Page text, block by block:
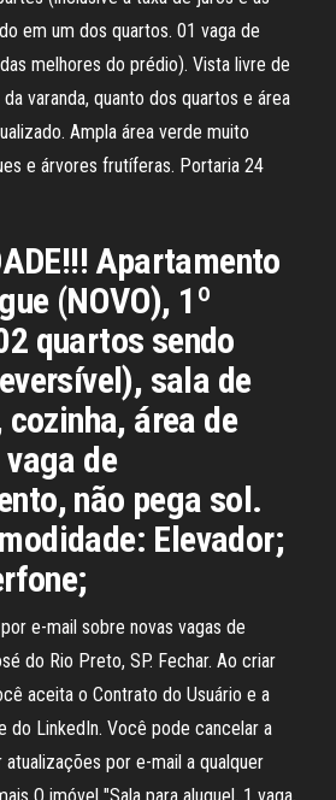
em um dos quartos. 01 vaga de
melhores do prédio). Vista livre de
varanda, quanto dos quartos e área
Ampla área verde muito
e árvores frutíferas. Portaria 24
Apartamento
(NOVO), 1º
quartos sendo
sala de
área de
de
não pega sol.
Elevador;
e-mail sobre novas vagas de
do Rio Preto, SP. Fechar. Ao criar
aceita o Contrato do Usuário e a
do LinkedIn. Você pode cancelar a
por e-mail a qualquer